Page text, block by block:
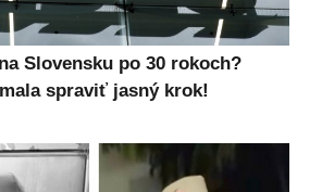
Slovensku po 30 rokoch?
spraviť jasný krok!